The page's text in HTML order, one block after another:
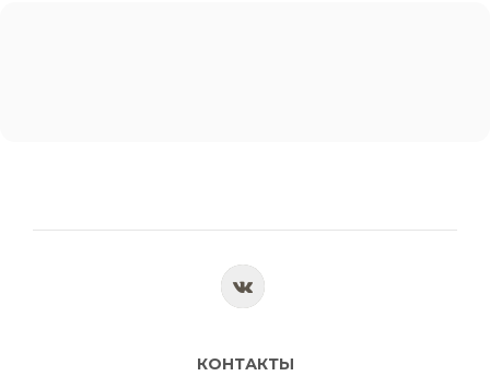
КОНТАКТЫ